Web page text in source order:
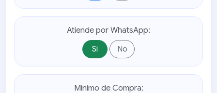
Atiende por WhatsApp:
Si
No
Minimo de Compra: